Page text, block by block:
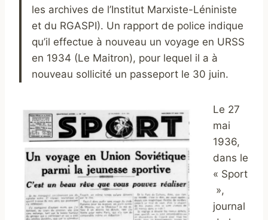
les archives de l’Institut Marxiste-Léniniste
et du RGASPI). Un rapport de police indique
qu’il effectue à nouveau un voyage en URSS
en 1934 (Le Maitron), pour lequel il a à
nouveau sollicité un passeport le 30 juin.
Le 27
mai
1936,
dans le
« Sport
»,
journal